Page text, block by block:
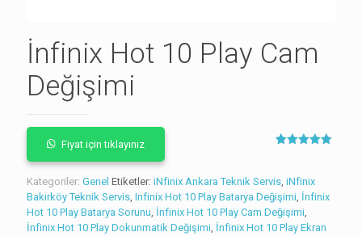
İnfinix Hot 10 Play Cam
Değişimi
dayanarak 5
üzerinden
5.00puan
aldı
Fiyat için tıklayınız
Kategoriler: Genel Etiketler: iNfinix Ankara Teknik Servis, iNfinix
Bakırköy Teknik Servis, Infinix Hot 10 Play Batarya Değişimi, İnfinix
Hot 10 Play Batarya Sorunu, İnfinix Hot 10 Play Cam Değişimi,
İnfinix Hot 10 Play Dokunmatik Değişimi, İnfinix Hot 10 Play Ekran